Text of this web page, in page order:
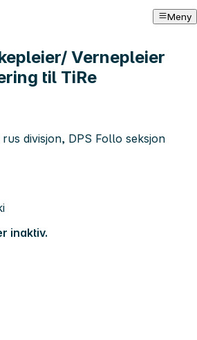
Meny
Vernepleier
til TiRe
divisjon, DPS Follo seksjon
inaktiv.